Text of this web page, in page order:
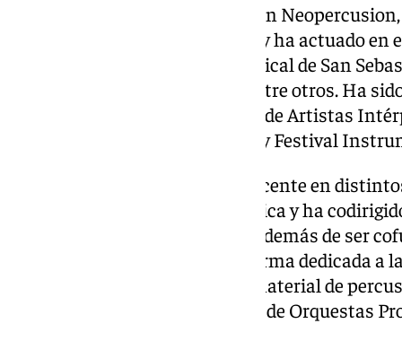
Como integrante de la formación
compositores como John Cage y ha actuado
Santander, en la Quincena Musical de San
Contemporánea de Alicante, entre otros. Ha
de Andalucía, por la Asociación de Artistas
Fundación ‘Francisco Carvajal’ y Festival
Asimismo, ha ejercido como docente en
enseñanza de la percusión clásica y ha
internacionales de percusión, además de ser
empresarial Insoundmallets, firma dedicada a
distribución internacional de material de
junta directiva de la Asociación de Orquestas